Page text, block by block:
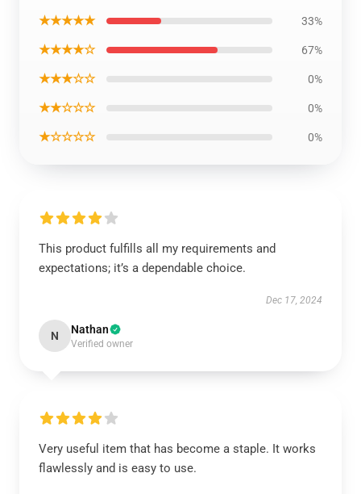
★★★★★ 33%
★★★★☆ 67%
★★★☆☆ 0%
★★☆☆☆ 0%
★☆☆☆☆ 0%
This product fulfills all my requirements and
expectations; it’s a dependable choice.
Dec 17, 2024
N Nathan
Verified owner
Very useful item that has become a staple. It works
flawlessly and is easy to use.